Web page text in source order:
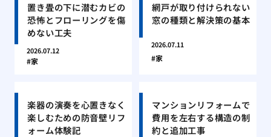
置き畳の下に潜むカビの
恐怖とフローリングを傷
めない工夫
2026.07.12
家
網戸が取り付けられない
窓の種類と解決策の基本
2026.07.11
家
楽器の演奏を心置きなく
楽しむための防音壁リフ
ォーム体験記
マンションリフォームで
費用を左右する構造の制
約と追加工事